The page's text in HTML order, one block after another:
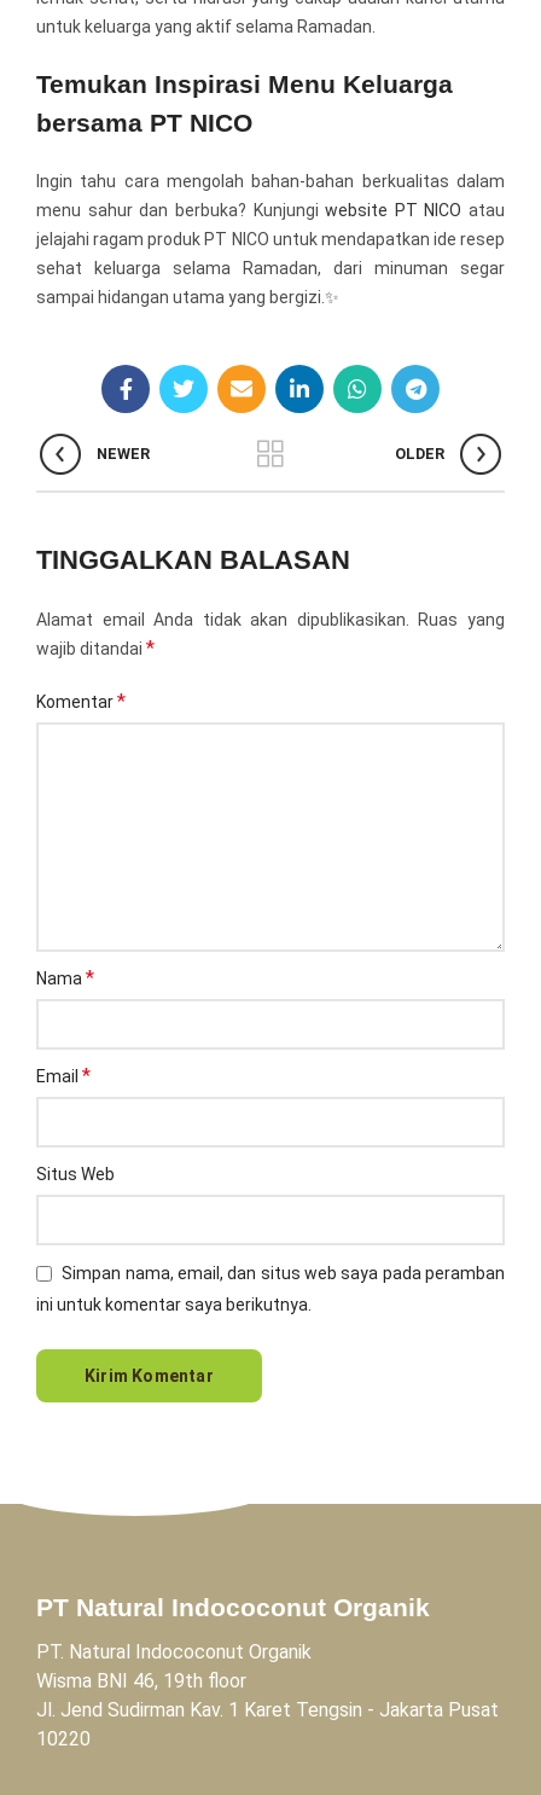
untuk keluarga yang aktif selama Ramadan.
Temukan Inspirasi Menu Keluarga
bersama PT NICO
Ingin tahu cara mengolah bahan-bahan berkualitas dalam
menu sahur dan berbuka? Kunjungiwebsite PT NICO atau
jelajahi ragam produk PT NICO untuk mendapatkan ide resep
sehat keluarga selama Ramadan, dari minuman segar
sampai hidangan utama yang bergizi.✨
NEWER OLDER
TINGGALKAN BALASAN
Alamat email Anda tidak akan dipublikasikan.
Ruas yang
wajib ditandai *
Komentar*
Nama *
Email *
Situs Web
Simpan nama, email, dan situs web saya pada peramban
ini untuk komentar saya berikutnya.
PT Natural Indococonut Organik
PT. Natural Indococonut Organik
Wisma BNI 46, 19th floor
Jl. Jend Sudirman Kav. 1 Karet Tengsin - Jakarta Pusat
10220